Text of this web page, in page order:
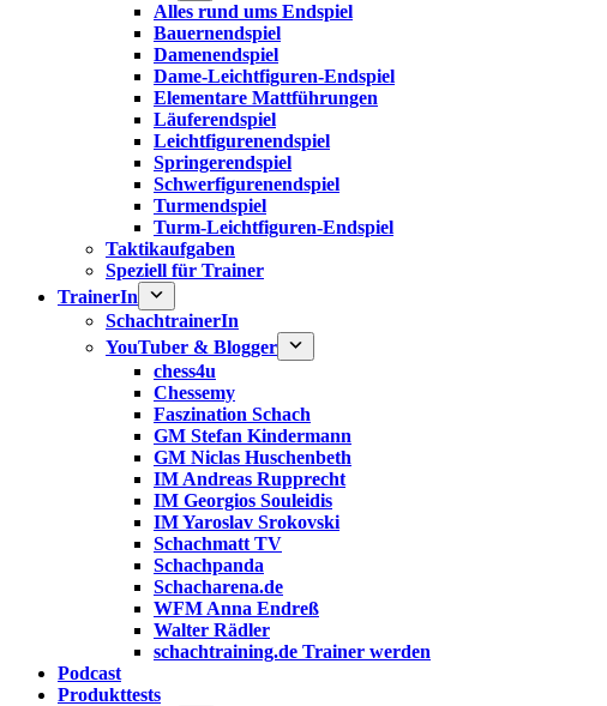
Alles rund ums Endspiel
Bauernendspiel
Damenendspiel
Dame-Leichtfiguren-Endspiel
Elementare Mattführungen
Läuferendspiel
Leichtfigurenendspiel
Springerendspiel
Schwerfigurenendspiel
Turmendspiel
Turm-Leichtfiguren-Endspiel
Taktikaufgaben
Speziell für Trainer
TrainerIn
SchachtrainerIn
YouTuber & Blogger
chess4u
Chessemy
Faszination Schach
GM Stefan Kindermann
GM Niclas Huschenbeth
IM Andreas Rupprecht
IM Georgios Souleidis
IM Yaroslav Srokovski
Schachmatt TV
Schachpanda
Schacharena.de
WFM Anna Endreß
Walter Rädler
schachtraining.de Trainer werden
Podcast
Produkttests